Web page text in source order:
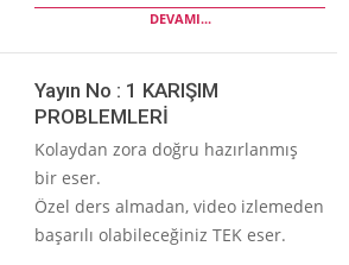
DEVAMI...
Yayın No : 1 KARIŞIM
PROBLEMLERİ
Kolaydan zora doğru hazırlanmış
bir eser.
Özel ders almadan, video izlemeden
başarılı olabileceğiniz TEK eser.